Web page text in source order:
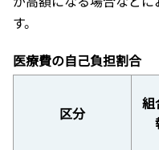
す。
医療費の自己負担割合
区分
組